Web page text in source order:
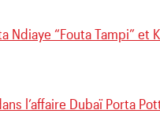
Ndiaye “Fouta Tampi” et
l’affaire Dubaï Porta